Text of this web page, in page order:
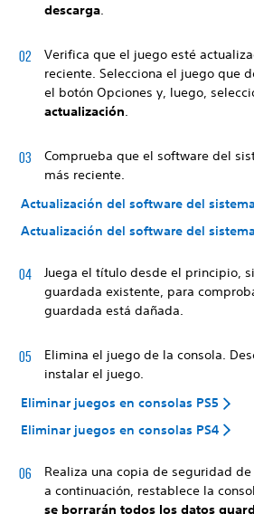
descarga.
Verifica que el juego esté
reciente. Selecciona el juego que
el botón Opciones y, luego,
actualización.
Comprueba que el software del
más reciente.
Actualización del software del
Actualización del software del
Juega el título desde el principio,
guardada existente, para
guardada está dañada.
Elimina el juego de la consola.
instalar el juego.
Eliminar juegos en consolas PS5
Eliminar juegos en consolas PS4
Realiza una copia de seguridad
a continuación, restablece la
se borrarán todos los datos